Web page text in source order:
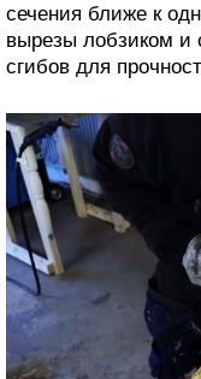
сечения ближе к
вырезы лобзиком и
сгибов для